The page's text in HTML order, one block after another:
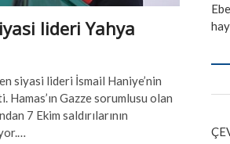
lideri Yahya
siyasi lideri İsmail Haniye’nin
Hamas’ın Gazze sorumlusu olan
7 Ekim saldırılarının